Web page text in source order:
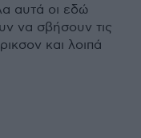
αυτά οι εδώ
να σβήσουν τις
και λοιπά